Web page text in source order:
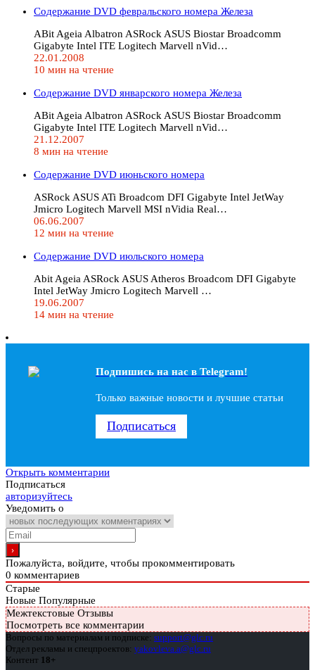
Содержание DVD февральского номера Железа
ABit Ageia Albatron ASRock ASUS Biostar Broadcomm
Gigabyte Intel ITE Logitech Marvell nVid…
22.01.2008
10 мин на чтение
Содержание DVD январского номера Железа
ABit Ageia Albatron ASRock ASUS Biostar Broadcomm
Gigabyte Intel ITE Logitech Marvell nVid…
21.12.2007
8 мин на чтение
Содержание DVD июньского номера
ASRock ASUS ATi Broadcom DFI Gigabyte Intel JetWay
Jmicro Logitech Marvell MSI nVidia Real…
06.06.2007
12 мин на чтение
Содержание DVD июльского номера
Abit Ageia ASRock ASUS Atheros Broadcom DFI Gigabyte
Intel JetWay Jmicro Logitech Marvell …
19.06.2007
14 мин на чтение
Подпишись на наc в Telegram!
Только важные новости и лучшие статьи
Подписаться
Открыть комментарии
Подписаться
авторизуйтесь
Уведомить о
Пожалуйста, войдите, чтобы прокомментировать
0 комментариев
Старые
Новые Популярные
Межтекстовые Отзывы
Посмотреть все комментарии
Вопросы по материалам и подписке: support@glc.ru
Отдел рекламы и спецпроектов: yakovleva.a@glc.ru
Контент 18+